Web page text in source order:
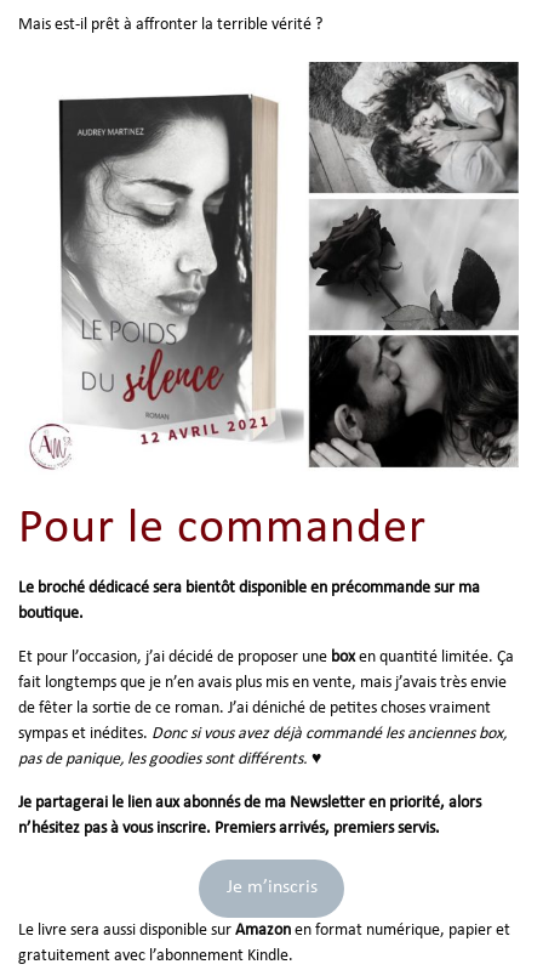
Mais est-il prêt à affronter la terrible vérité ?
Pour le commander
Le broché dédicacé sera bientôt disponible en précommande sur ma
boutique.
Et pour l’occasion, j’ai décidé de proposer une boxen quantité limitée. Ça
fait longtemps que je n’en avais plus mis en vente, mais j’avais très envie
de fêter la sortie de ce roman. J’ai déniché de petites choses vraiment
sympas et inédites. Donc si vous avez déjà commandé les anciennes box,
pas de panique, les goodies sont différents. ♥
Je partagerai le lien aux abonnés de ma Newsletter en priorité, alors
n’hésitez pas à vous inscrire. Premiers arrivés, premiers servis.
Je m’inscris
Le livre sera aussi disponible sur Amazon en format numérique, papier et
gratuitement avec l’abonnement Kindle.